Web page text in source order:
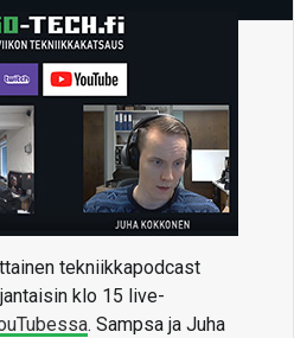
tekniikkapodcast
klo 15 live-
. Sampsa ja Juha